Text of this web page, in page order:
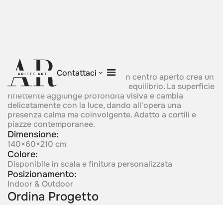
Contattaci
Prism Eye
Una composizione scultorea con centro aperto crea un
forte senso di focalizzazione ed equilibrio. La superficie
riflettente aggiunge profondità visiva e cambia
delicatamente con la luce, dando all'opera una
presenza calma ma coinvolgente. Adatto a cortili e
piazze contemporanee.
Dimensione:
140×60×210 cm
Colore:
Disponibile in scala e finitura personalizzata
Posizionamento:
Indoor & Outdoor
Ordina Progetto